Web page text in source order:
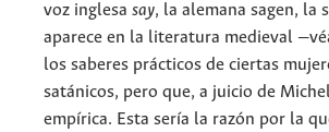
voz inglesa say, la alemana sagen, la
aparece en la literatura medieval
los saberes prácticos de ciertas
satánicos, pero que, a juicio de
empírica. Esta sería la razón por la